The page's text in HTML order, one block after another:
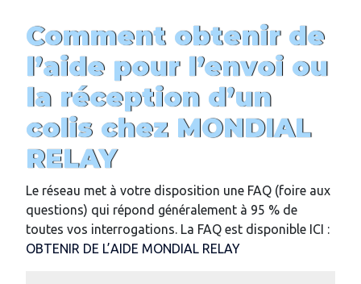
Comment obtenir de
l’aide pour l’envoi ou
la réception d’un
colis chez MONDIAL
RELAY
Le réseau met à votre disposition une FAQ (foire aux
questions) qui répond généralement à 95 % de
toutes vos interrogations. La FAQ est disponible ICI :
OBTENIR DE L’AIDE MONDIAL RELAY